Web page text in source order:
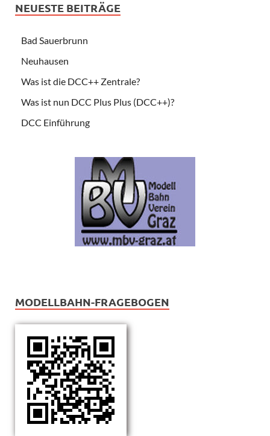
NEUESTE BEITRÄGE
Bad Sauerbrunn
Neuhausen
Was ist die DCC++ Zentrale?
Was ist nun DCC Plus Plus (DCC++)?
DCC Einführung
MODELLBAHN-FRAGEBOGEN